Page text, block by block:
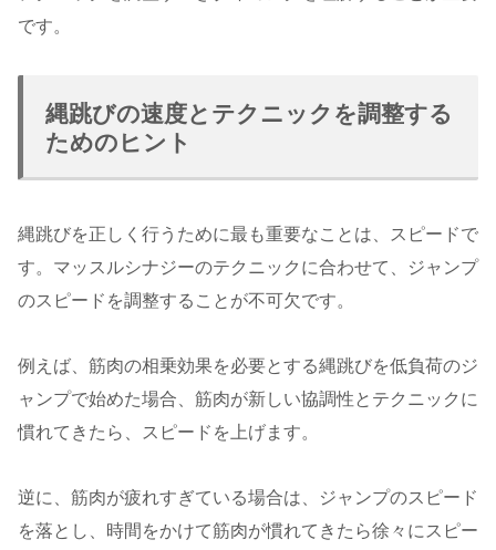
です。
縄跳びの速度とテクニックを調整する
ためのヒント
縄跳びを正しく行うために最も重要なことは、スピードで
す。マッスルシナジーのテクニックに合わせて、ジャンプ
のスピードを調整することが不可欠です。
例えば、筋肉の相乗効果を必要とする縄跳びを低負荷のジ
ャンプで始めた場合、筋肉が新しい協調性とテクニックに
慣れてきたら、スピードを上げます。
逆に、筋肉が疲れすぎている場合は、ジャンプのスピード
を落とし、時間をかけて筋肉が慣れてきたら徐々にスピー